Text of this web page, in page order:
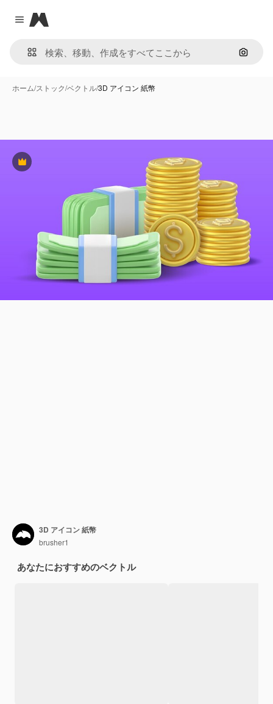
Close menu
Magnific
画像で
ホーム/ストック/ベクトル/3D アイコン 紙幣
Premium
3D アイコン 紙幣
brusher1
あなたにおすすめのベクトル